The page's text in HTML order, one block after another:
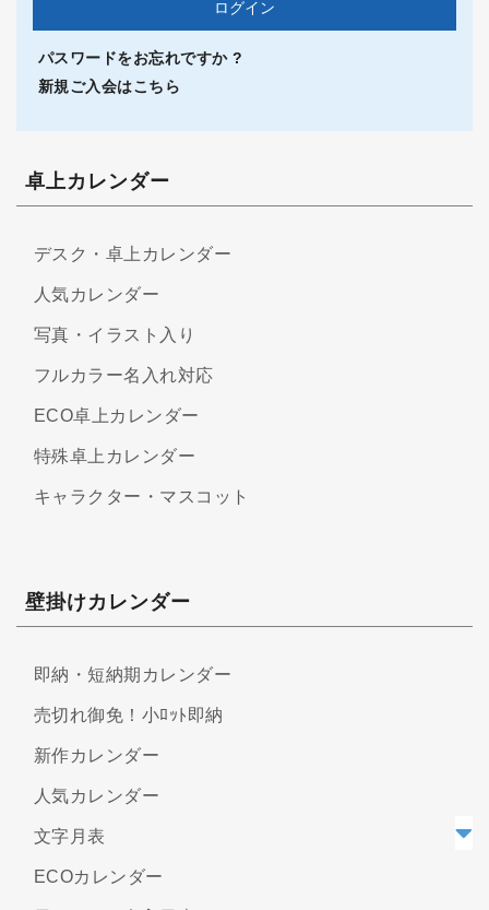
パスワードをお忘れですか ?
新規ご入会はこちら
卓上カレンダー
デスク・卓上カレンダー
人気カレンダー
写真・イラスト入り
フルカラー名入れ対応
ECO卓上カレンダー
特殊卓上カレンダー
キャラクター・マスコット
壁掛けカレンダー
即納・短納期カレンダー
売切れ御免！小ﾛｯﾄ即納
新作カレンダー
人気カレンダー
文字月表
ECOカレンダー